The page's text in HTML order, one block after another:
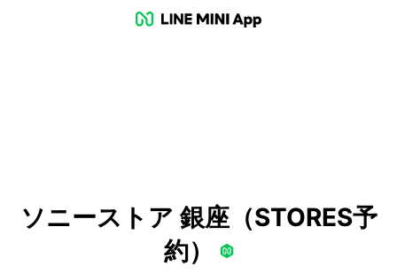
ソニーストア 銀座（STORES予
約）